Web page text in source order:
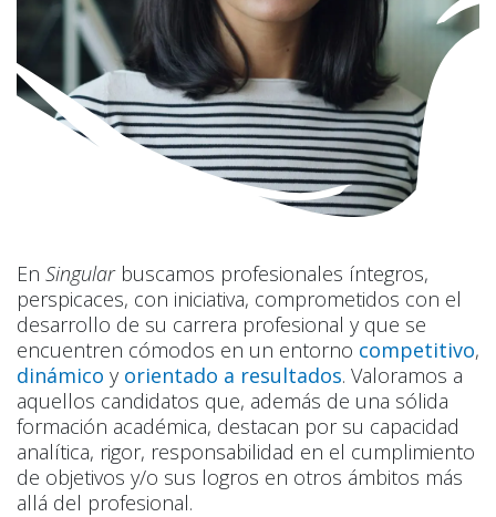
En Singularbuscamos profesionales íntegros,
perspicaces, con iniciativa, comprometidos con el
desarrollo de su carrera profesional y que se
encuentren cómodos en un entorno competitivo,
dinámico y orientado a resultados. Valoramos a
aquellos candidatos que, además de una sólida
formación académica, destacan por su capacidad
analítica, rigor, responsabilidad en el cumplimiento
de objetivos y/o sus logros en otros ámbitos más
allá del profesional.